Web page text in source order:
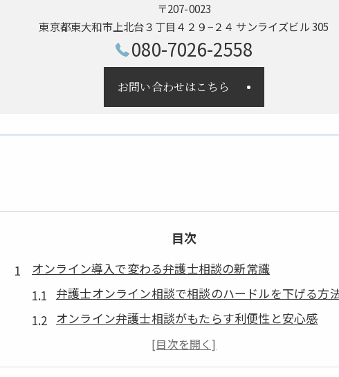
〒207-0023
東京都東大和市上北台３丁目４２９−２４ サンライズビル 305
080-7026-2558
お問い合わせはこちら
目次
オンライン導入で変わる弁護士相談の新常識
弁護士オンライン相談で相談のハードルを下げる方
オンライン弁護士相談がもたらす利便性と安心感
法律事務所オンライン相談の最新トレンドを解説
オンライン面談弁護士の活用で自宅から相談可能に